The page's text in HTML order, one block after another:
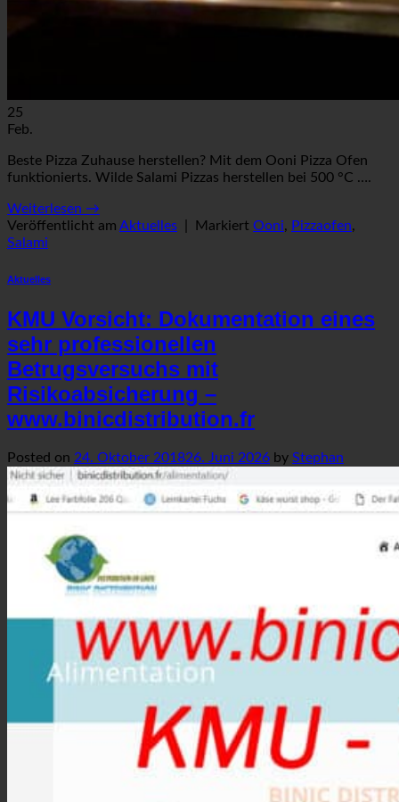
25
Feb.
Beste Pizza Zuhause herstellen? Mit dem Ooni Pizza Ofen
funktionierts. Wilde Salami Pizzas herstellen bei 500 °C ….
Weiterlesen →
Veröffentlicht am Aktuelles Markiert Ooni, Pizzaofen,
Salami
Aktuelles
KMU Vorsicht: Dokumentation eines
sehr professionellen
Betrugsversuchs mit
Risikoabsicherung –
www.binicdistribution.fr
Posted on 24. Oktober 201826. Juni 2026 by Stephan